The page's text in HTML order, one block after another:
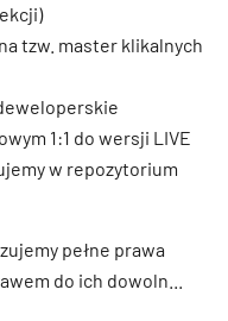
tzw. master klikalnych
1:1 do wersji LIVE
w repozytorium
pełne prawa
do ich dowoln...